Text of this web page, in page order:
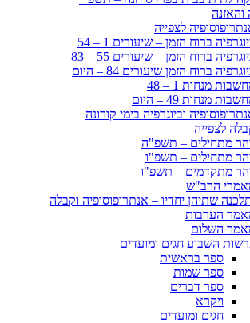
והאזנה
לצפייה
ברוח הזמן – שיעורים 1 – 54
ברוח הזמן – שיעורים 55 – 83
ברוח הזמן שיעורים 84 – היום
מנחות 1 – 48
מנחות 49 – היום
וביוגרפיה בימי קורונה
לצפייה
מתחילים – תשפ"ה
מתחילים – תשפ"ו
מתקדמים – תשפ"ו
הרב"ש
שתיהן יחדיו – אנתרופוסופיה וקבלה
הערבות
השלום
השבוע חגים ומועדים
ספר בראשית
ספר שמות
ספר דברים
ויקרא
חגים ומועדים